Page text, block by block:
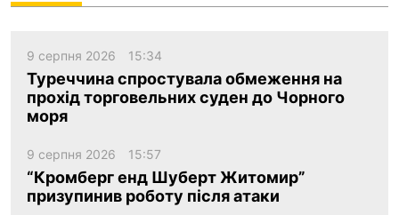
9 серпня 2026 15:34
Туреччина спростувала обмеження на
прохід торговельних суден до Чорного
моря
9 серпня 2026 15:57
“Кромберг енд Шуберт Житомир”
призупинив роботу після атаки